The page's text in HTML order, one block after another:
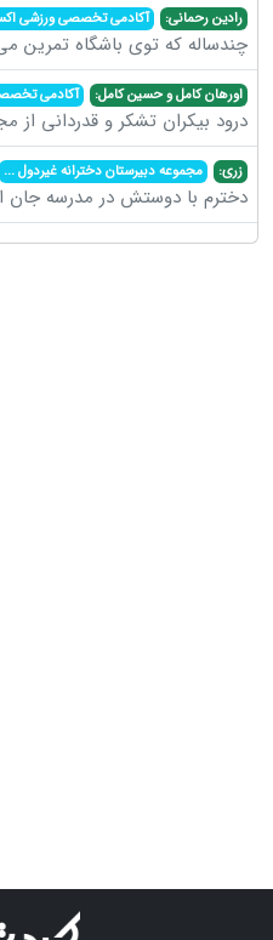
رادین رحمانی: آکادمی تخصصی ورزشی
چندساله که توی باشگاه تمرین
اورهان کامل و حسین کامل: آکادمی
درود بیکران تشکر و قدردانی از
زری: مجموعه دبیرستان دخترانه غیردول...
دخترم با دوستش در مدرسه